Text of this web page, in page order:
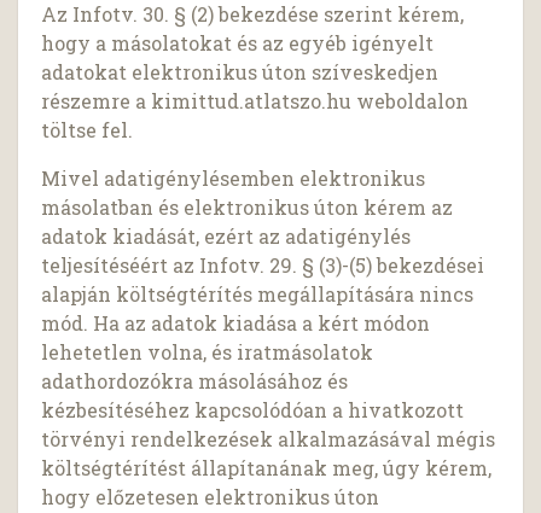
Az Infotv. 30. § (2) bekezdése szerint kérem,
hogy a másolatokat és az egyéb igényelt
adatokat elektronikus úton szíveskedjen
részemre a kimittud.atlatszo.hu weboldalon
töltse fel.
Mivel adatigénylésemben elektronikus
másolatban és elektronikus úton kérem az
adatok kiadását, ezért az adatigénylés
teljesítéséért az Infotv. 29. § (3)-(5) bekezdései
alapján költségtérítés megállapítására nincs
mód. Ha az adatok kiadása a kért módon
lehetetlen volna, és iratmásolatok
adathordozókra másolásához és
kézbesítéséhez kapcsolódóan a hivatkozott
törvényi rendelkezések alkalmazásával mégis
költségtérítést állapítanának meg, úgy kérem,
hogy előzetesen elektronikus úton